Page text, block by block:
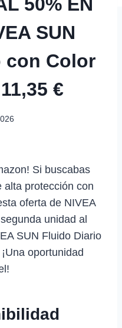
50% EN
SUN
con Color
€
Si buscabas
alta protección con
oferta de NIVEA
unidad al
SUN Fluido Diario
oportunidad